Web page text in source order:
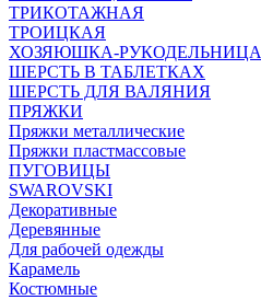
ТРИКОТАЖНАЯ
ТРОИЦКАЯ
ХОЗЯЮШКА-РУКОДЕЛЬНИЦА
ШЕРСТЬ В ТАБЛЕТКАХ
ШЕРСТЬ ДЛЯ ВАЛЯНИЯ
ПРЯЖКИ
Пряжки металлические
Пряжки пластмассовые
ПУГОВИЦЫ
SWAROVSKI
Декоративные
Деревянные
Для рабочей одежды
Карамель
Костюмные